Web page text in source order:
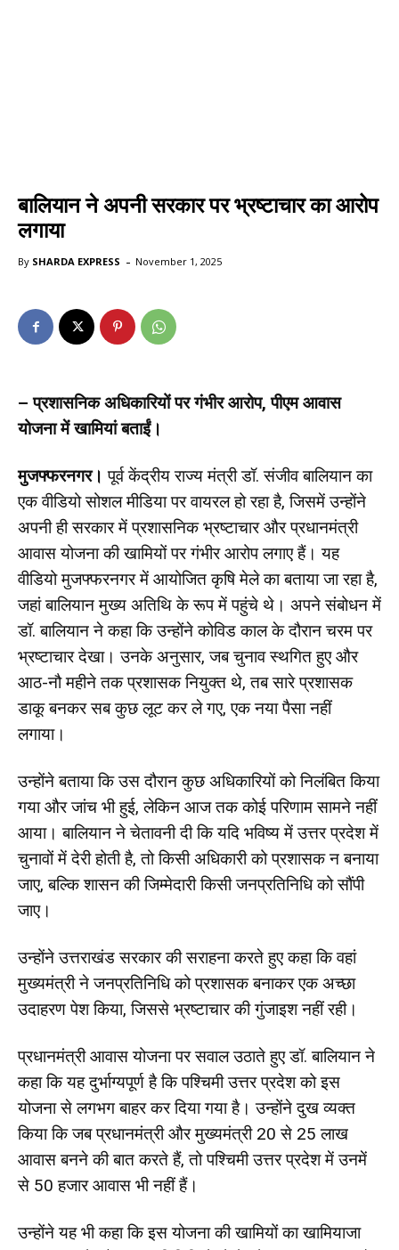
बालियान ने अपनी सरकार पर भ्रष्टाचार का आरोप
लगाया
By SHARDA EXPRESS - November 1, 2025
– प्रशासनिक अधिकारियों पर गंभीर आरोप, पीएम आवास
योजना में खामियां बताईं।
मुजफ्फरनगर। पूर्व केंद्रीय राज्य मंत्री डॉ. संजीव बालियान का
एक वीडियो सोशल मीडिया पर वायरल हो रहा है, जिसमें उन्होंने
अपनी ही सरकार में प्रशासनिक भ्रष्टाचार और प्रधानमंत्री
आवास योजना की खामियों पर गंभीर आरोप लगाए हैं। यह
वीडियो मुजफ्फरनगर में आयोजित कृषि मेले का बताया जा रहा है,
जहां बालियान मुख्य अतिथि के रूप में पहुंचे थे। अपने संबोधन में
डॉ. बालियान ने कहा कि उन्होंने कोविड काल के दौरान चरम पर
भ्रष्टाचार देखा। उनके अनुसार, जब चुनाव स्थगित हुए और
आठ-नौ महीने तक प्रशासक नियुक्त थे, तब सारे प्रशासक
डाकू बनकर सब कुछ लूट कर ले गए, एक नया पैसा नहीं
लगाया।
उन्होंने बताया कि उस दौरान कुछ अधिकारियों को निलंबित किया
गया और जांच भी हुई, लेकिन आज तक कोई परिणाम सामने नहीं
आया। बालियान ने चेतावनी दी कि यदि भविष्य में उत्तर प्रदेश में
चुनावों में देरी होती है, तो किसी अधिकारी को प्रशासक न बनाया
जाए, बल्कि शासन की जिम्मेदारी किसी जनप्रतिनिधि को सौंपी
जाए।
उन्होंने उत्तराखंड सरकार की सराहना करते हुए कहा कि वहां
मुख्यमंत्री ने जनप्रतिनिधि को प्रशासक बनाकर एक अच्छा
उदाहरण पेश किया, जिससे भ्रष्टाचार की गुंजाइश नहीं रही।
प्रधानमंत्री आवास योजना पर सवाल उठाते हुए डॉ. बालियान ने
कहा कि यह दुर्भाग्यपूर्ण है कि पश्चिमी उत्तर प्रदेश को इस
योजना से लगभग बाहर कर दिया गया है। उन्होंने दुख व्यक्त
किया कि जब प्रधानमंत्री और मुख्यमंत्री 20 से 25 लाख
आवास बनने की बात करते हैं, तो पश्चिमी उत्तर प्रदेश में उनमें
से 50 हजार आवास भी नहीं हैं।
उन्होंने यह भी कहा कि इस योजना की खामियों का खामियाजा